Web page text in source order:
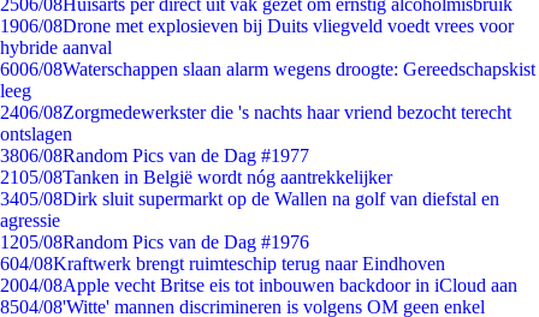
2506/08Huisarts per direct uit vak gezet om ernstig alcoholmisbruik
1906/08Drone met explosieven bij Duits vliegveld voedt vrees voor
hybride aanval
6006/08Waterschappen slaan alarm wegens droogte: Gereedschapskist
leeg
2406/08Zorgmedewerkster die 's nachts haar vriend bezocht terecht
ontslagen
3806/08Random Pics van de Dag #1977
2105/08Tanken in België wordt nóg aantrekkelijker
3405/08Dirk sluit supermarkt op de Wallen na golf van diefstal en
agressie
1205/08Random Pics van de Dag #1976
604/08Kraftwerk brengt ruimteschip terug naar Eindhoven
2004/08Apple vecht Britse eis tot inbouwen backdoor in iCloud aan
8504/08'Witte' mannen discrimineren is volgens OM geen enkel